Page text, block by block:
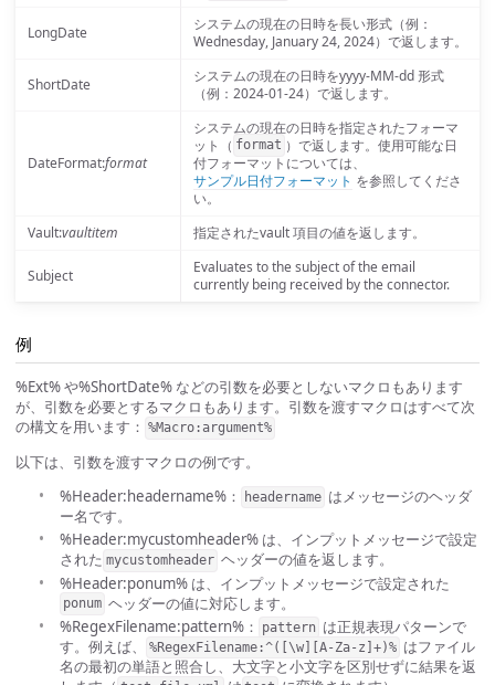
LongDate
システムの現在の日時を長い形式（例：
Wednesday, January 24, 2024）で返します。
ShortDate
システムの現在の日時をyyyy-MM-dd 形式
（例：2024-01-24）で返します。
DateFormat:format
システムの現在の日時を指定されたフォーマ
ット（ format ）で返します。使用可能な日
付フォーマットについては、
サンプル日付フォーマット を参照してくださ
い。
Vault:vaultitem 指定されたvault 項目の値を返します。
Subject
Evaluates to the subject of the email
currently being received by the connector.
例
%Ext% や%ShortDate% などの引数を必要としないマクロもあります
が、引数を必要とするマクロもあります。引数を渡すマクロはすべて次
の構文を用います： %Macro:argument%
以下は、引数を渡すマクロの例です。
%Header:headername%：
headername はメッセージのヘッダ
ー名です。
%Header:mycustomheader% は、インプットメッセージで設定
された mycustomheader ヘッダーの値を返します。
%Header:ponum% は、インプットメッセージで設定された
ponum ヘッダーの値に対応します。
%RegexFilename:pattern%：
pattern は正規表現パターンで
す。例えば、
%RegexFilename:^([\w][A-Za-z]+)% はファイル
名の最初の単語と照合し、大文字と小文字を区別せずに結果を返